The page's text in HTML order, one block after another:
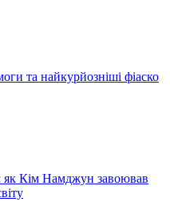
та найкурйозніші фіаско
як Кім Намджун завоював